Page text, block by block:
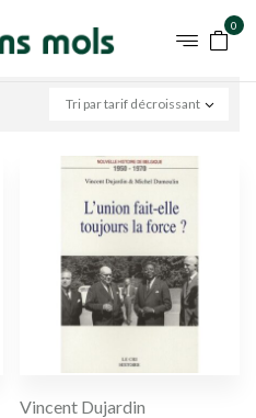
0
Tri par tarif décroissant
Vincent Dujardin